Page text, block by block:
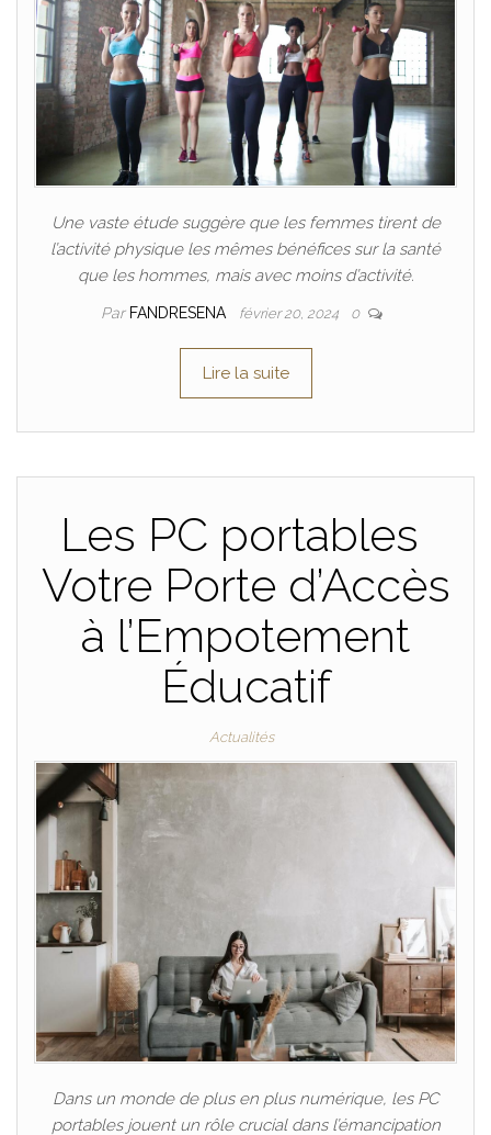
Une vaste étude suggère que les femmes tirent de
l’activité physique les mêmes bénéfices sur la santé
que les hommes, mais avec moins d’activité.
Par FANDRESENA février 20, 2024 0
Lire la suite
Les PC portables
Votre Porte d’Accès
à l’Empotement
Éducatif
Actualités
Dans un monde de plus en plus numérique, les PC
portables jouent un rôle crucial dans l’émancipation